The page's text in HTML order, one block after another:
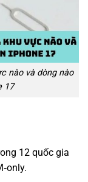
nào và dòng nào
17
12 quốc gia